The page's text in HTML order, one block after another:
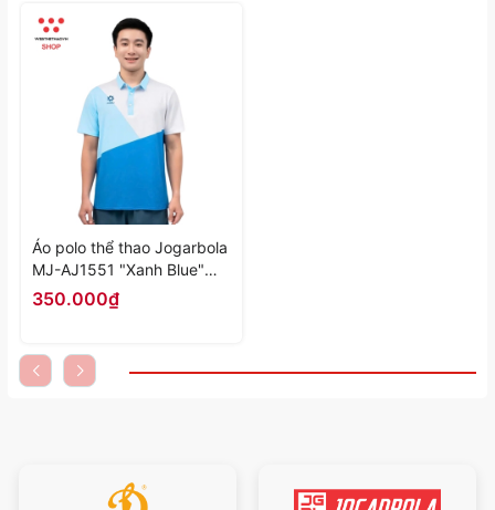
Áo polo thể thao Jogarbola
MJ-AJ1551 "Xanh Blue"
MJ-AJ1551-01 - Hàng
Chính Hãng
350.000₫